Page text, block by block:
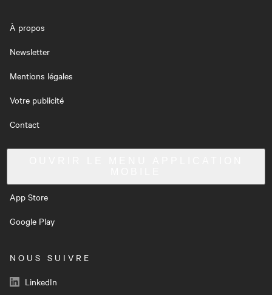
À propos
Newsletter
Mentions légales
Votre publicité
Contact
App Store
Google Play
NOUS SUIVRE
LinkedIn